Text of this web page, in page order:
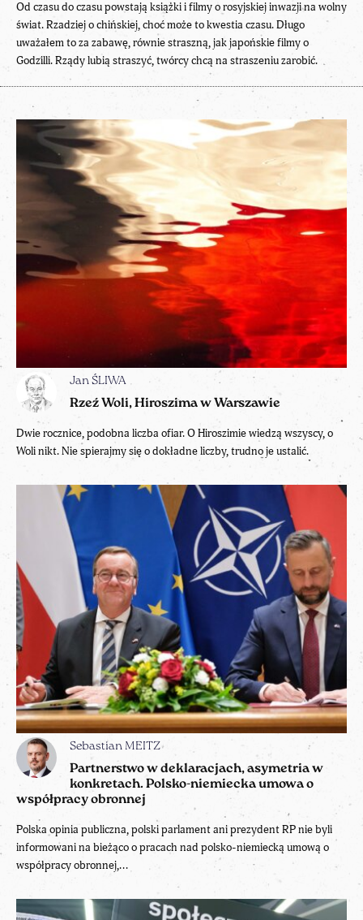
Jan ŚLIWA
Rzeź Woli, Hiroszima w Warszawie
Dwie rocznice, podobna liczba ofiar. O Hiroszimie wiedzą wszyscy, o
Woli nikt. Nie spierajmy się o dokładne liczby, trudno je ustalić.
Sebastian MEITZ
Partnerstwo w deklaracjach, asymetria w
konkretach. Polsko-niemiecka umowa o
współpracy obronnej
Polska opinia publiczna, polski parlament ani prezydent RP nie byli
informowani na bieżąco o pracach nad polsko-niemiecką umową o
współpracy obronnej,...
Od czasu do czasu powstają książki i filmy o rosyjskiej inwazji na wolny
świat. Rzadziej o chińskiej, choć może to kwestia czasu. Długo
uważałem to za zabawę, równie straszną, jak japońskie filmy o
Godzilli. Rządy lubią straszyć, twórcy chcą na straszeniu zarobić.